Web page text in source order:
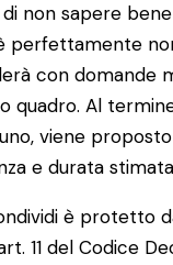
non sapere
perfettamente
con domande
quadro. Al
viene
e durata
è protetto
11 del Codice